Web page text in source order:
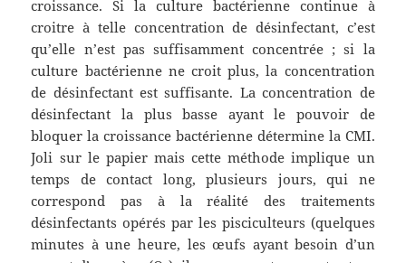
croissance. Si la culture bactérienne continue à
croitre à telle concentration de désinfectant, c’est
qu’elle n’est pas suffisamment concentrée ; si la
culture bactérienne ne croit plus, la concentration
de désinfectant est suffisante. La concentration de
désinfectant la plus basse ayant le pouvoir de
bloquer la croissance bactérienne détermine la CMI.
Joli sur le papier mais cette méthode implique un
temps de contact long, plusieurs jours, qui ne
correspond pas à la réalité des traitements
désinfectants opérés par les pisciculteurs (quelques
minutes à une heure, les œufs ayant besoin d’un